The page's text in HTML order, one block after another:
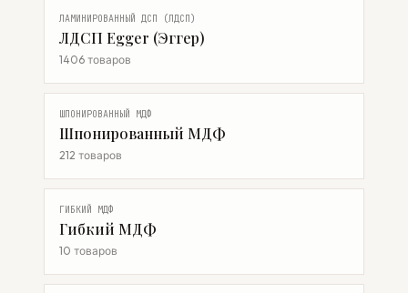
ЛАМИНИРОВАННЫЙ ДСП (ЛДСП)
ЛДСП Egger (Эггер)
1406 товаров
ШПОНИРОВАННЫЙ МДФ
Шпонированный МДФ
212 товаров
ГИБКИЙ МДФ
Гибкий МДФ
10 товаров